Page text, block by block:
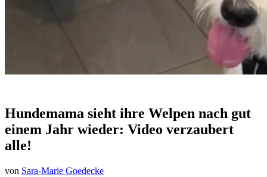
Hundemama sieht ihre Welpen nach gut
einem Jahr wieder: Video verzaubert
alle!
von Sara-Marie Goedecke